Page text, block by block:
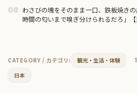
08 わさびの塊をそのまま一口、鉄板焼き
時間の匂いまで嗅ぎ分けられるだろ」【
CATEGORY / カテゴリ: 観光・生活・体験
日本